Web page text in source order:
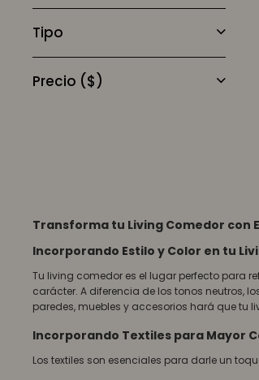
Precio ($)
Tipo
Transforma tu Living Comedor con
Incorporando Estilo y Color en tu
Tu living comedor es el lugar perfecto para
carácter. A diferencia de los tonos neutros,
paredes, muebles y accesorios hará que tu
Incorporando Textiles para Mayor
Los textiles son esenciales para darle un